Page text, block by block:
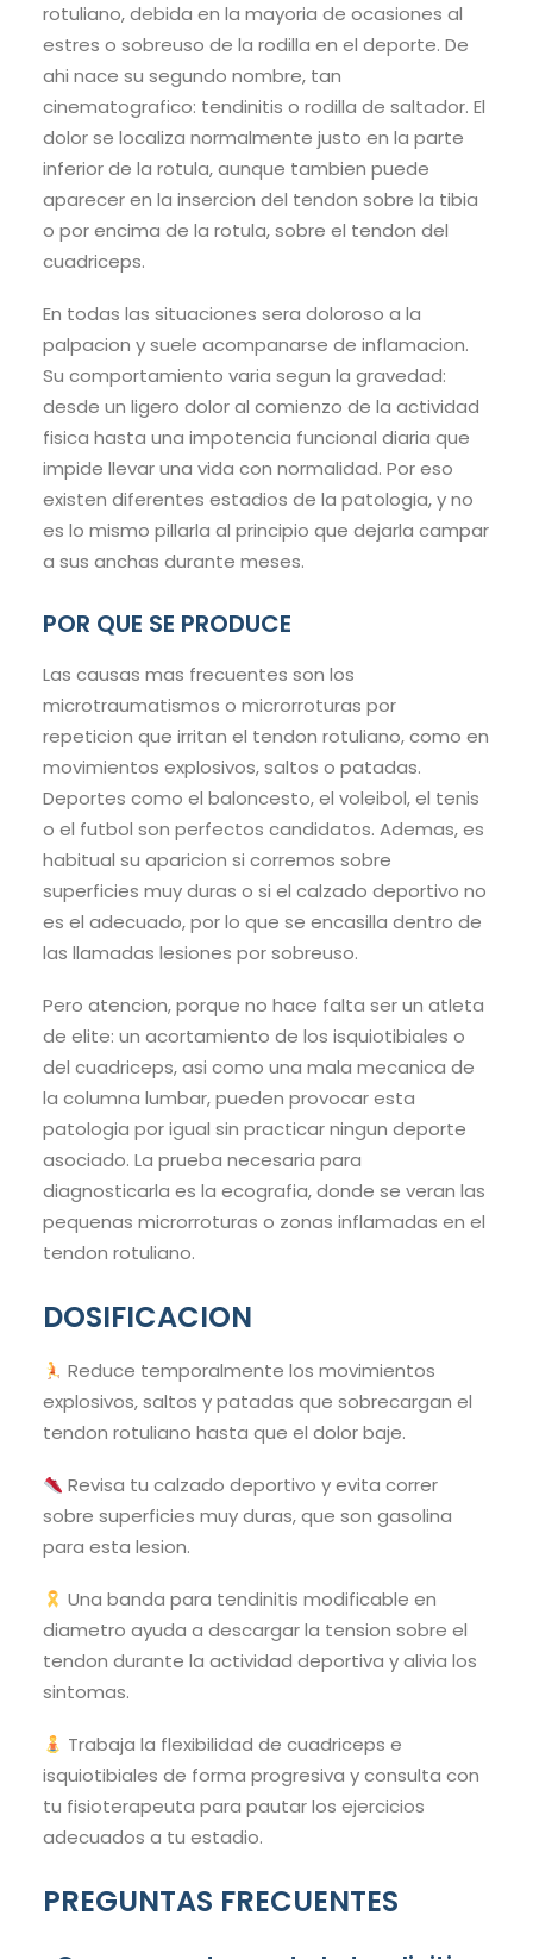
rotuliano, debida en la mayoria de ocasiones al
estres o sobreuso de la rodilla en el deporte. De
ahi nace su segundo nombre, tan
cinematografico: tendinitis o rodilla de saltador. El
dolor se localiza normalmente justo en la parte
inferior de la rotula, aunque tambien puede
aparecer en la insercion del tendon sobre la tibia
o por encima de la rotula, sobre el tendon del
cuadriceps.
En todas las situaciones sera doloroso a la
palpacion y suele acompanarse de inflamacion.
Su comportamiento varia segun la gravedad:
desde un ligero dolor al comienzo de la actividad
fisica hasta una impotencia funcional diaria que
impide llevar una vida con normalidad. Por eso
existen diferentes estadios de la patologia, y no
es lo mismo pillarla al principio que dejarla campar
a sus anchas durante meses.
POR QUE SE PRODUCE
Las causas mas frecuentes son los
microtraumatismos o microrroturas por
repeticion que irritan el tendon rotuliano, como en
movimientos explosivos, saltos o patadas.
Deportes como el baloncesto, el voleibol, el tenis
o el futbol son perfectos candidatos. Ademas, es
habitual su aparicion si corremos sobre
superficies muy duras o si el calzado deportivo no
es el adecuado, por lo que se encasilla dentro de
las llamadas lesiones por sobreuso.
Pero atencion, porque no hace falta ser un atleta
de elite: un acortamiento de los isquiotibiales o
del cuadriceps, asi como una mala mecanica de
la columna lumbar, pueden provocar esta
patologia por igual sin practicar ningun deporte
asociado. La prueba necesaria para
diagnosticarla es la ecografia, donde se veran las
pequenas microrroturas o zonas inflamadas en el
tendon rotuliano.
DOSIFICACION
Reduce temporalmente los movimientos
explosivos, saltos y patadas que sobrecargan el
tendon rotuliano hasta que el dolor baje.
Revisa tu calzado deportivo y evita correr
sobre superficies muy duras, que son gasolina
para esta lesion.
Una banda para tendinitis modificable en
diametro ayuda a descargar la tension sobre el
tendon durante la actividad deportiva y alivia los
sintomas.
Trabaja la flexibilidad de cuadriceps e
isquiotibiales de forma progresiva y consulta con
tu fisioterapeuta para pautar los ejercicios
adecuados a tu estadio.
PREGUNTAS FRECUENTES